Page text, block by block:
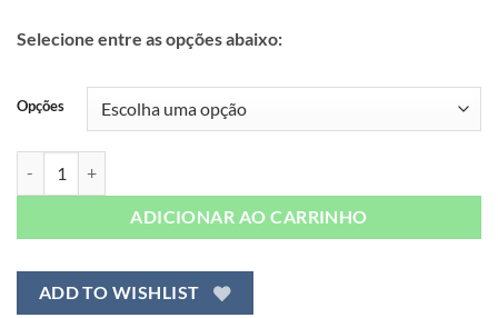
Selecione entre as opções abaixo:
Opções
ADICIONAR AO CARRINHO
ADD TO WISHLIST